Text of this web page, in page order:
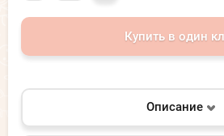
Купить в один
Описание